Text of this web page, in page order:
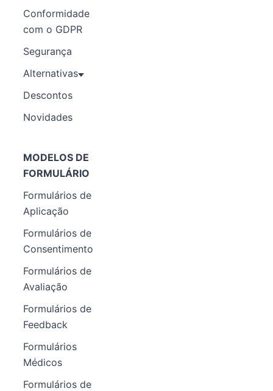
Conformidade
com o GDPR
Segurança
Alternativas
Descontos
Novidades
MODELOS DE
FORMULÁRIO
Formulários de
Aplicação
Formulários de
Consentimento
Formulários de
Avaliação
Formulários de
Feedback
Formulários
Médicos
Formulários de